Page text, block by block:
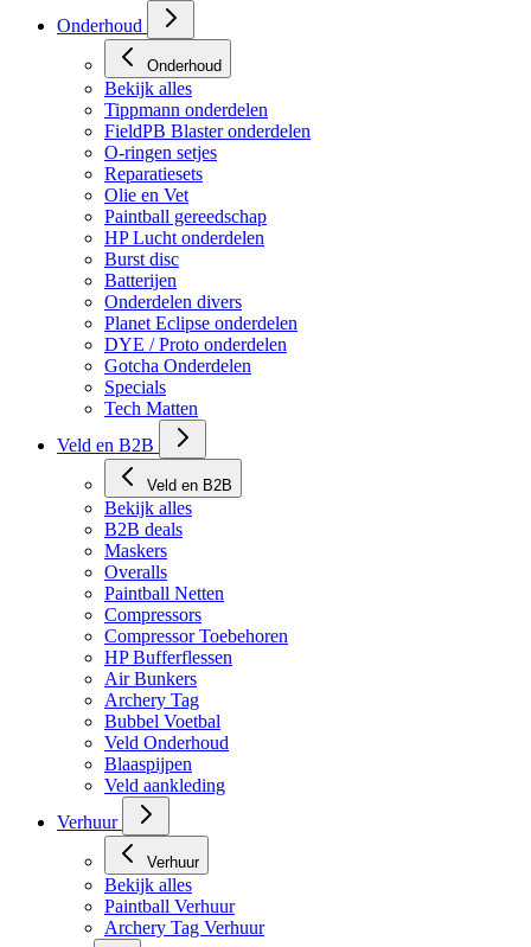
Onderhoud
Onderhoud
Bekijk alles
Tippmann onderdelen
FieldPB Blaster onderdelen
O-ringen setjes
Reparatiesets
Olie en Vet
Paintball gereedschap
HP Lucht onderdelen
Burst disc
Batterijen
Onderdelen divers
Planet Eclipse onderdelen
DYE / Proto onderdelen
Gotcha Onderdelen
Specials
Tech Matten
Veld en B2B
Veld en B2B
Bekijk alles
B2B deals
Maskers
Overalls
Paintball Netten
Compressors
Compressor Toebehoren
HP Bufferflessen
Air Bunkers
Archery Tag
Bubbel Voetbal
Veld Onderhoud
Blaaspijpen
Veld aankleding
Verhuur
Verhuur
Bekijk alles
Paintball Verhuur
Archery Tag Verhuur